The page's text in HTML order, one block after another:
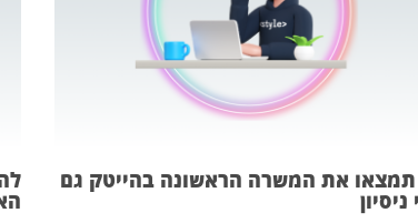
תמצאו את המשרה הראשונה בהייטק גם
ניסיון